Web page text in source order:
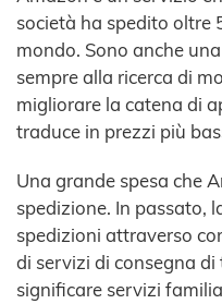
società ha spedito oltre
mondo. Sono anche
sempre alla ricerca di
migliorare la catena di
traduce in prezzi più
Una grande spesa che
spedizione. In passato,
spedizioni attraverso
di servizi di consegna
significare servizi